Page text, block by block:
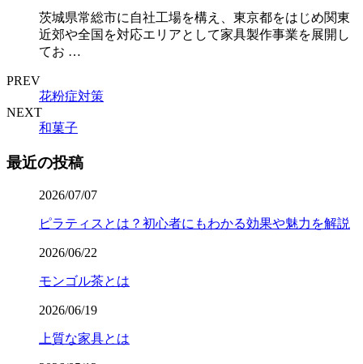
茨城県常総市に自社工場を構え、東京都をはじめ関東
近郊や全国を対応エリアとして家具製作事業を展開し
てお …
PREV
花粉症対策
NEXT
和菓子
最近の投稿
2026/07/07
ピラティスとは？初心者にもわかる効果や魅力を解説
2026/06/22
モンゴル茶とは
2026/06/19
上質な家具とは